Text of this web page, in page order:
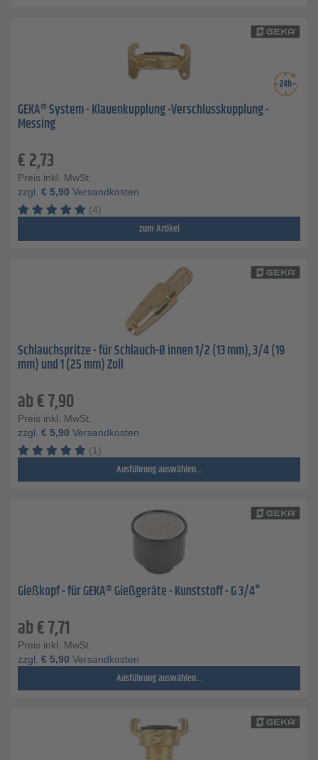
GEKA® System - Klauenkupplung -Verschlusskupplung -
Messing
€2,73
Preis inkl. MwSt.
zzgl. € 5,90 Versandkosten
(4)
zum Artikel
Schlauchspritze - für Schlauch-Ø innen 1/2 (13 mm), 3/4 (19
mm) und 1 (25 mm) Zoll
ab€7,90
Preis inkl. MwSt.
zzgl. € 5,90 Versandkosten
(1)
Ausführung auswählen...
Gießkopf - für GEKA® Gießgeräte - Kunststoff - G 3/4"
ab€7,71
Preis inkl. MwSt.
zzgl. € 5,90 Versandkosten
Ausführung auswählen...